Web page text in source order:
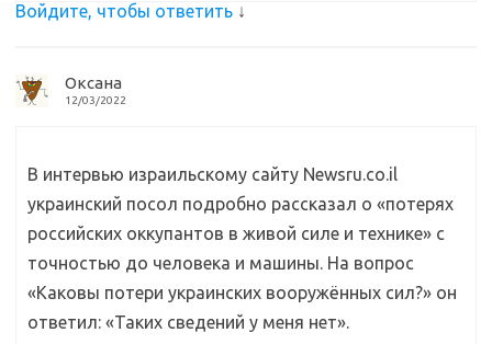
Войдите, чтобы ответить ↓
Оксана
12/03/2022
В интервью израильскому сайту Newsru.co.il
украинский посол подробно рассказал о «потерях
российских оккупантов в живой силе и технике» с
точностью до человека и машины. На вопрос
«Каковы потери украинских вооружённых сил?» он
ответил: «Таких сведений у меня нет».